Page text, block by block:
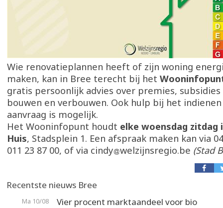
Wie renovatieplannen heeft of zijn woning
maken, kan in Bree terecht bij het
gratis persoonlijk advies over premies,
bouwen en verbouwen. Ook hulp bij het
aanvraag is mogelijk.
Het Wooninfopunt houdt elke woensdag zitdag
Huis, Stadsplein 1. Een afspraak maken kan via
011 23 87 00, of via cindy welzijnsregio.be (Stad
Recentste nieuws Bree
Ma 10/08 Vier procent marktaandeel voor bio